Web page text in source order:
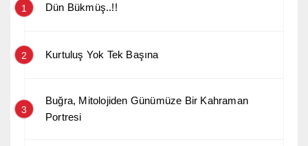
1 Dün Bükmüş..!!
2 Kurtuluş Yok Tek Başına
3
Buğra, Mitolojiden Günümüze Bir Kahraman
Portresi